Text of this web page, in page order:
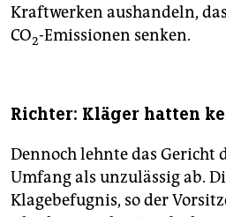
Kraftwerken aushandeln,
CO2-Emissionen senken.
Richter: Kläger hatten
Dennoch lehnte das Gericht
Umfang als unzulässig ab.
Klagebefugnis, so der